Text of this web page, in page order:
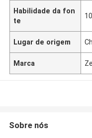
Habilidade da fon
te
Lugar de origem
Marca
Sobre nós